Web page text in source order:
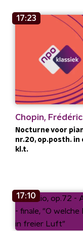
17:23
Chopin, Frédéric
Nocturne voor
nr.20, op.posth. in
kl.t.
17:10